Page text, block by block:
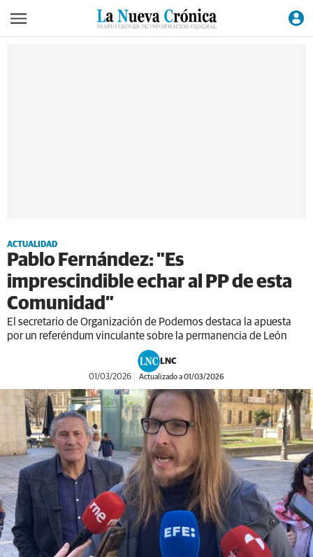
ACTUALIDAD
Pablo Fernández: "Es
imprescindible echar al PP de esta
Comunidad”
El secretario de Organización de Podemos destaca la apuesta
por un referéndum vinculante sobre la permanencia de León
LNC
01/03/2026 Actualizado a 01/03/2026